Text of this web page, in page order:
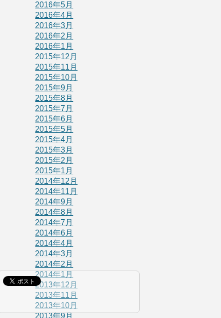
2016年5月
2016年4月
2016年3月
2016年2月
2016年1月
2015年12月
2015年11月
2015年10月
2015年9月
2015年8月
2015年7月
2015年6月
2015年5月
2015年4月
2015年3月
2015年2月
2015年1月
2014年12月
2014年11月
2014年9月
2014年8月
2014年7月
2014年6月
2014年4月
2014年3月
2014年2月
2014年1月
2013年12月
2013年11月
2013年10月
2013年9月